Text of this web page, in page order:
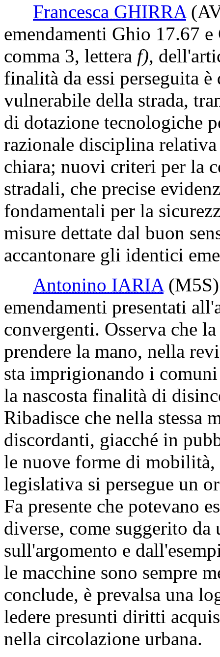
Francesca GHIRRA
emendamenti Ghio 17.67
comma 3, lettera f),
finalità da essi perseguita
vulnerabile della strada,
di dotazione tecnologiche
razionale disciplina
chiara; nuovi criteri per la
stradali, che precise
fondamentali per la
misure dettate dal buon
accantonare gli identici
Antonino IARIA (M5S)
emendamenti presentati
convergenti. Osserva che
prendere la mano, nella
sta imprigionando i
la nascosta finalità di
Ribadisce che nella stessa
discordanti, giacché in
le nuove forme di
legislativa si persegue un
Fa presente che potevano
diverse, come suggerito
sull'argomento e
le macchine sono sempre
conclude, è prevalsa una
ledere presunti diritti
nella circolazione urbana.